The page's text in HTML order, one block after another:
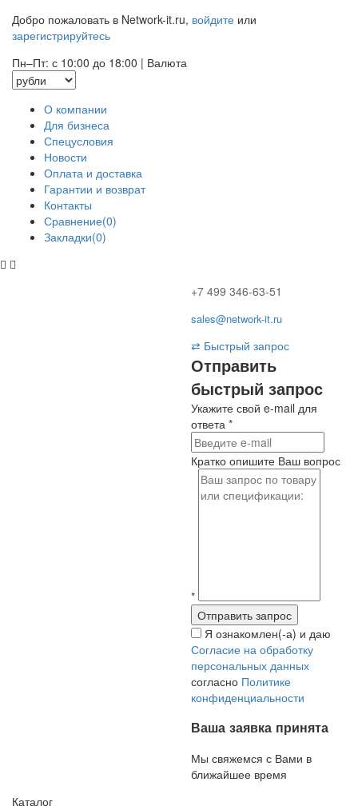
Добро пожаловать в Network-it.ru, войдите или
зарегистрируйтесь
Пн–Пт: с 10:00 до 18:00 | Валюта
О компании
Для бизнеса
Спецусловия
Новости
Оплата и доставка
Гарантии и возврат
Контакты
Сравнение(0)
Закладки(0)
+7 499 346-63-51
sales@network-it.ru
⇄ Быстрый запрос
Отправить
быстрый запрос
Укажите свой e-mail для
ответа *
Кратко опишите Ваш вопрос
*
Я ознакомлен(-а) и даю
Согласие на обработку
персональных данных
согласно Политике
конфиденциальности
Ваша заявка принята
Мы свяжемся с Вами в
ближайшее время
Каталог